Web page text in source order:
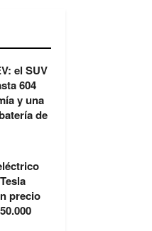
el SUV
604
y una
de
precio